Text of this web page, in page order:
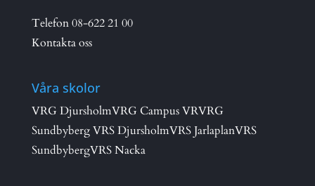
Telefon08-622 21 00
Kontakta oss
Våra skolor
VRG DjursholmVRG Campus VRVRG
SundbybergVRS DjursholmVRS JarlaplanVRS
SundbybergVRS Nacka